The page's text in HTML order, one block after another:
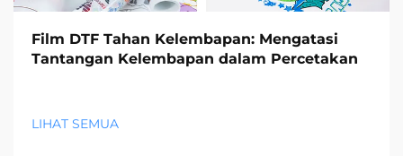
Film DTF Tahan Kelembapan: Mengatasi
Tantangan Kelembapan dalam Percetakan
LIHAT SEMUA